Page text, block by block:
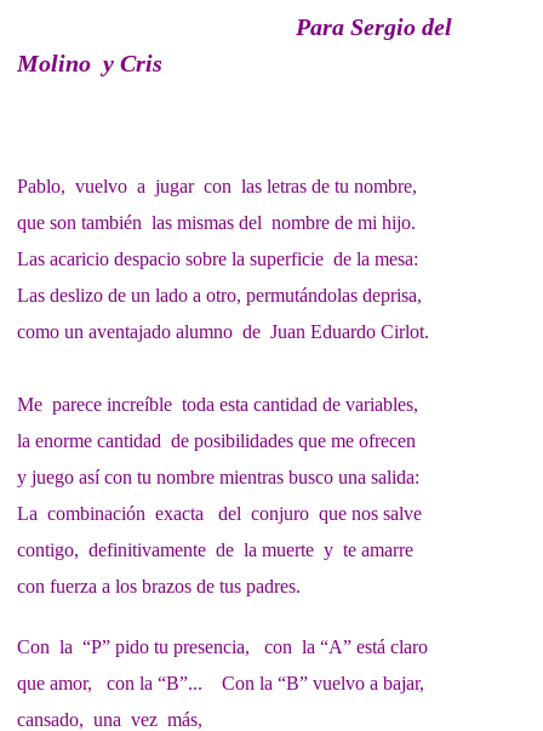
Para Sergio del
Molino y Cris
Pablo, vuelvo a jugar con las letras de tu nombre,
que son también las mismas del nombre de mi hijo.
Las acaricio despacio sobre la superficie de la mesa:
Las deslizo de un lado a otro, permutándolas deprisa,
como un aventajado alumno de Juan Eduardo Cirlot.
Me parece increíble toda esta cantidad de variables,
la enorme cantidad de posibilidades que me ofrecen
y juego así con tu nombre mientras busco una salida:
La combinación exacta del conjuro que nos salve
contigo, definitivamente de la muerte y te amarre
con fuerza a los brazos de tus padres.
Con la “P” pido tu presencia, con la “A” está claro
que amor, con la “B”... Con la “B” vuelvo a bajar,
cansado, una vez más,